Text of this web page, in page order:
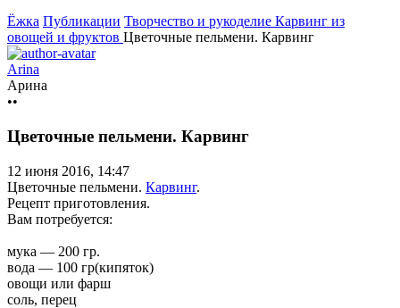
Ёжка Публикации Творчество и рукоделие Карвинг из
овощей и фруктов Цветочные пельмени. Карвинг
Arina
Арина
••
Цветочные пельмени. Карвинг
12 июня 2016, 14:47
Цветочные пельмени. Карвинг.
Рецепт приготовления.
Вам потребуется:
мука — 200 гр.
вода — 100 гр(кипяток)
овощи или фарш
соль, перец